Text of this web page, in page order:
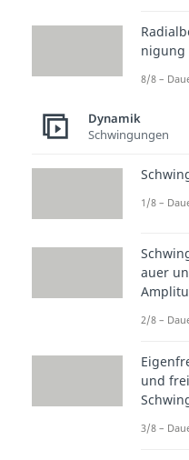
Wenn
in
nigung
8/8 –
Dynamik
Schwingungen
1/8 –
auer
2/8 –
und
3/8 –